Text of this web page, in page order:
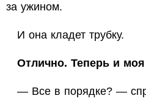
за ужином.
И она кладет трубку.
Отлично. Теперь и моя
— Все в порядке? —